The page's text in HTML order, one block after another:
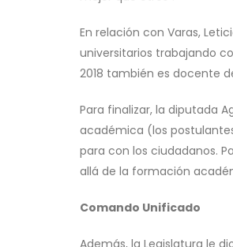
En relación con Varas,
universitarios trabajando
2018 también es docente
Para finalizar, la diputada
académica (los
para con los ciudadanos.
allá de la formación
Comando Unificado